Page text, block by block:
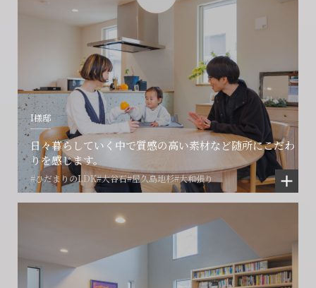
I様邸
日々暮らしていく中で質感の高い素材など随所にこだわ
りを感じます。
#ひだまりのLDK#大谷石#屋久島地杉#大和張り